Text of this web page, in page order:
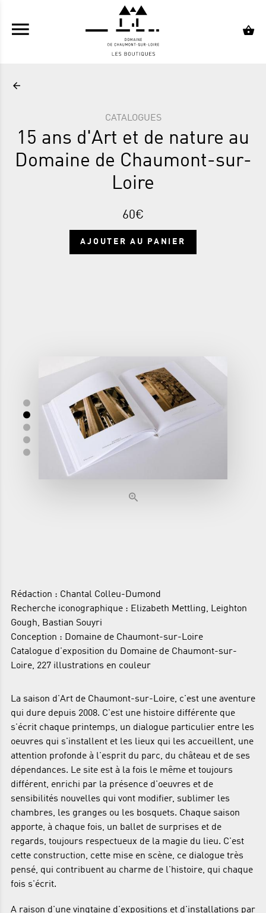
ALLER AU CONTENU PRINCIPAL
CATALOGUES
15 ans d'Art et de nature au
Domaine de Chaumont-sur-
Loire
60€
AJOUTER AU PANIER
Rédaction : Chantal Colleu-Dumond
Recherche iconographique : Elizabeth Mettling, Leighton
Gough, Bastian Souyri
Conception : Domaine de Chaumont-sur-Loire
Catalogue d'exposition du Domaine de Chaumont-sur-
Loire, 227 illustrations en couleur
La saison d'Art de Chaumont-sur-Loire, c'est une aventure
qui dure depuis 2008. C'est une histoire différente que
s'écrit chaque printemps, un dialogue particulier entre les
oeuvres qui s'installent et les lieux qui les accueillent, une
attention profonde à l'esprit du parc, du château et de ses
dépendances. Le site est à la fois le même et toujours
différent, enrichi par la présence d'oeuvres et de
sensibilités nouvelles qui vont modifier, sublimer les
chambres, les granges ou les bosquets. Chaque saison
apporte, à chaque fois, un ballet de surprises et de
regards, toujours respectueux de la magie du lieu. C'est
cette construction, cette mise en scène, ce dialogue très
pensé, qui contribuent au charme de l'histoire, qui chaque
fois s'écrit.
A raison d'une vingtaine d'expositions et d'installations par